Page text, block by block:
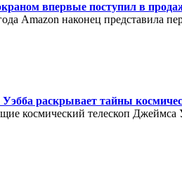
впервые поступил в
Amazon наконец представила
раскрывает тайны
космический телескоп